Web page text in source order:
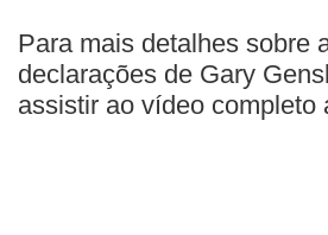
Para mais detalhes sobre
declarações de Gary
assistir ao vídeo completo